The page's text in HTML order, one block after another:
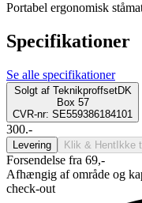
Portabel ergonomisk
Specifikationer
Se alle specifikationer
Solgt af TeknikproffsetDK
Box 57
CVR-nr: SE559386184101
300.-
Levering Klik & Hent Ikke
Forsendelse fra 69,-
Afhængig af område og
check-out